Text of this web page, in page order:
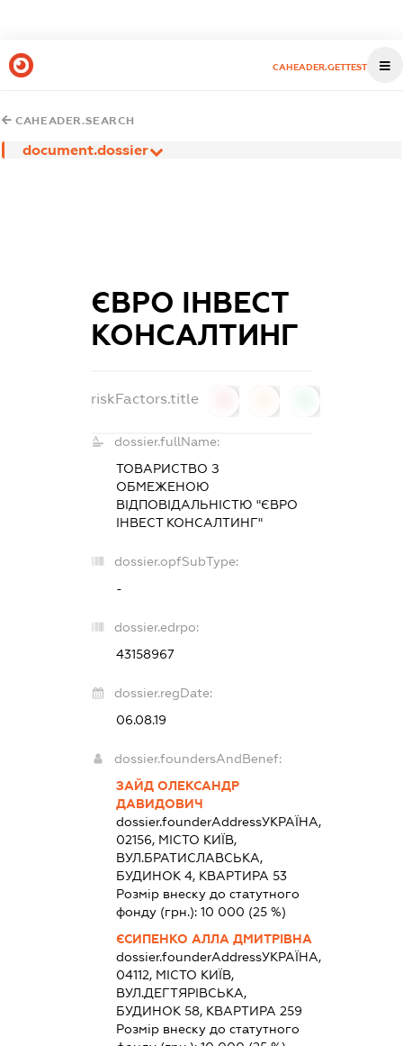
CAHEADER.GETTEST
CAHEADER.SEARCH
document.dossier
ЄВРО ІНВЕСТ
КОНСАЛТИНГ
riskFactors.title
dossier.fullName:
ТОВАРИСТВО З
ОБМЕЖЕНОЮ
ВІДПОВІДАЛЬНІСТЮ "ЄВРО
ІНВЕСТ КОНСАЛТИНГ"
dossier.opfSubType:
-
dossier.edrpo:
43158967
dossier.regDate:
06.08.19
dossier.foundersAndBenef:
ЗАЙД ОЛЕКСАНДР
ДАВИДОВИЧ
dossier.founderAddressУКРАЇНА,
02156, МІСТО КИЇВ,
ВУЛ.БРАТИСЛАВСЬКА,
БУДИНОК 4, КВАРТИРА 53
Розмір внеску до статутного
фонду (грн.): 10 000 (25 %)
ЄСИПЕНКО АЛЛА ДМИТРІВНА
dossier.founderAddressУКРАЇНА,
04112, МІСТО КИЇВ,
ВУЛ.ДЕГТЯРІВСЬКА,
БУДИНОК 58, КВАРТИРА 259
Розмір внеску до статутного